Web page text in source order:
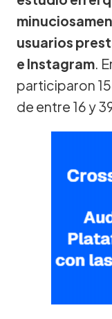
usuarios
e Instagram.
participaron
de entre 16 y